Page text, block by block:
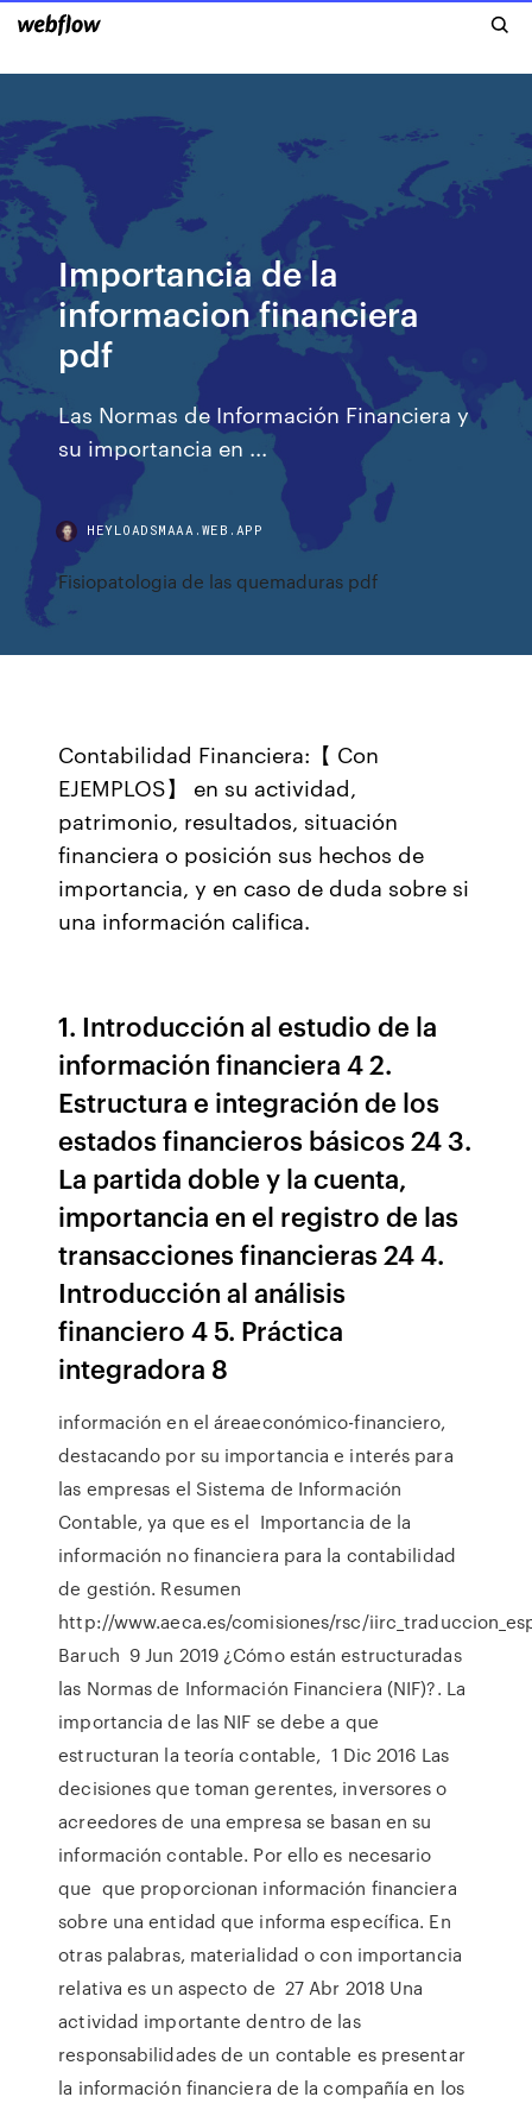
Importancia de la
informacion financiera
pdf
Las Normas de Información Financiera y
su importancia en ...
HEYLOADSMAAA.WEB.APP
Fisiopatologia de las quemaduras pdf
Contabilidad Financiera:【 Con
EJEMPLOS】 en su actividad,
patrimonio, resultados, situación
financiera o posición sus hechos de
importancia, y en caso de duda sobre si
una información califica.
1. Introducción al estudio de la
información financiera 4 2.
Estructura e integración de los
estados financieros básicos 24 3.
La partida doble y la cuenta,
importancia en el registro de las
transacciones financieras 24 4.
Introducción al análisis
financiero 4 5. Práctica
integradora 8
información en el áreaeconómico-financiero,
destacando por su importancia e interés para
las empresas el Sistema de Información
Contable, ya que es el Importancia de la
información no financiera para la contabilidad
de gestión. Resumen
http://www.aeca.es/comisiones/rsc/
Baruch 9 Jun 2019 ¿Cómo están estructuradas
las Normas de Información Financiera (NIF)?. La
importancia de las NIF se debe a que
estructuran la teoría contable, 1 Dic 2016 Las
decisiones que toman gerentes, inversores o
acreedores de una empresa se basan en su
información contable. Por ello es necesario
que que proporcionan información financiera
sobre una entidad que informa específica. En
otras palabras, materialidad o con importancia
relativa es un aspecto de 27 Abr 2018 Una
actividad importante dentro de las
responsabilidades de un contable es presentar
la información financiera de la compañía en los